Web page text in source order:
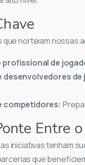
que norteiam nossas
profissional de
desenvolvedores
competidores:
Entre
iniciativas tenham
que